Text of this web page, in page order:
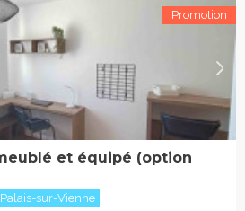
et équipé (option
Palais-sur-Vienne